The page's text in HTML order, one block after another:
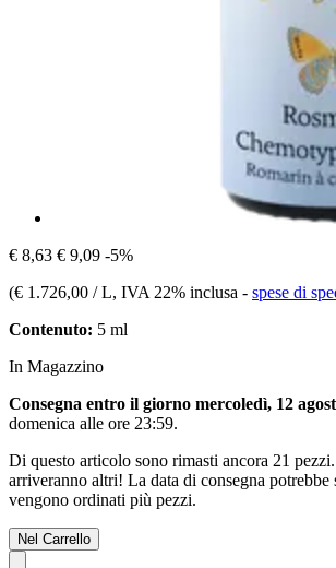
€ 8,63 € 9,09 -5%
(€ 1.726,00 / L, IVA 22% inclusa - spese di
Contenuto: 5 ml
In Magazzino
Consegna entro il giorno mercoledì, 12
domenica alle ore 23:59.
Di questo articolo sono rimasti ancora 21
arriveranno altri! La data di consegna potrebbe
vengono ordinati più pezzi.
Nel Carrello